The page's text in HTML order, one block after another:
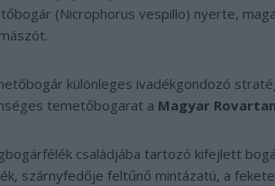
(Nicrophorus vespillo) nyerte,
különleges ivadékgondozó
temetőbogarat a Magyar
családjába tartozó kifejlett
szárnyfedője feltűnő mintázatú, a